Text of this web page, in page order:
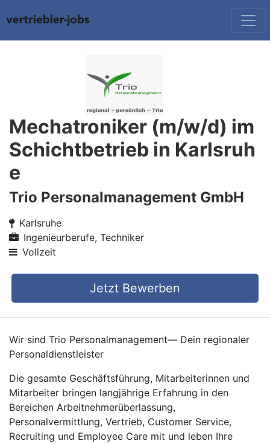
Mechatroniker (m/w/d) im
Schichtbetrieb in Karlsruh
e
Trio Personalmanagement GmbH
Karlsruhe
Ingenieurberufe, Techniker
Vollzeit
Jetzt Bewerben
Wir sind Trio Personalmanagement— Dein regionaler
Personaldienstleister
Die gesamte Geschäftsführung, Mitarbeiterinnen und
Mitarbeiter bringen langjährige Erfahrung in den
Bereichen Arbeitnehmerüberlassung,
Personalvermittlung, Vertrieb, Customer Service,
Recruiting und Employee Care mit und leben Ihre